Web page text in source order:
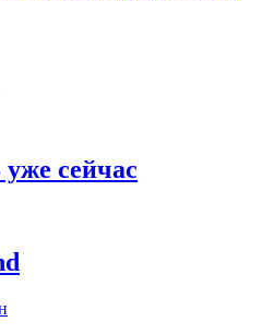
сейчас